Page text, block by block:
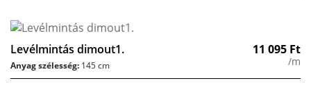
Levélmintás dimout1. 11 095 Ft
/m
Anyag szélesség: 145 cm